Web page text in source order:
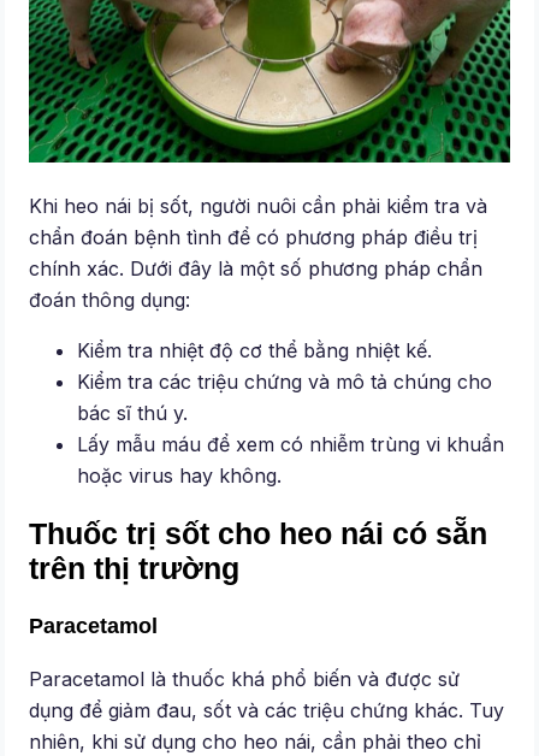
Khi heo nái bị sốt, người nuôi cần phải kiểm tra và
chẩn đoán bệnh tình để có phương pháp điều trị
chính xác. Dưới đây là một số phương pháp chẩn
đoán thông dụng:
Kiểm tra nhiệt độ cơ thể bằng nhiệt kế.
Kiểm tra các triệu chứng và mô tả chúng cho
bác sĩ thú y.
Lấy mẫu máu để xem có nhiễm trùng vi khuẩn
hoặc virus hay không.
Thuốc trị sốt cho heo nái có sẵn
trên thị trường
Paracetamol
Paracetamol là thuốc khá phổ biến và được sử
dụng để giảm đau, sốt và các triệu chứng khác. Tuy
nhiên, khi sử dụng cho heo nái, cần phải theo chỉ